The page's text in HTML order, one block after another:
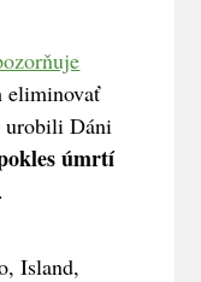
eliminovať
urobili Dáni
úmrtí
.
Island,